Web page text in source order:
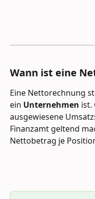
Wann ist eine
Eine Nettorechnung
ein Unternehmen ist.
ausgewiesene
Finanzamt geltend
Nettobetrag je